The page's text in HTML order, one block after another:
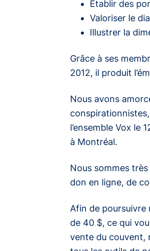
Établir des
Valoriser le
Illustrer la
Grâce à ses
2012, il produit
Nous avons
l’ensemble Vox le
à Montréal.
Nous sommes
don en ligne, de
Afin de poursuivre
de 40 $, ce qui
vente du couvent,